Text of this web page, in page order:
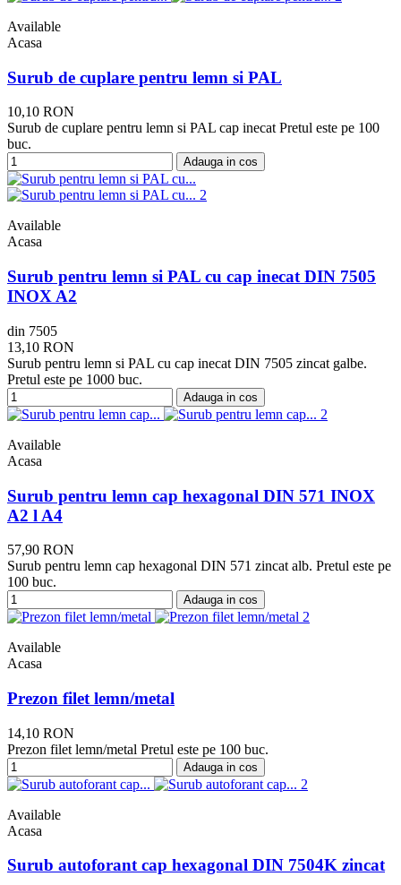
Available
Acasa
Surub de cuplare pentru lemn si PAL
10,10 RON
Surub de cuplare pentru lemn si PAL cap inecat Pretul este pe 100
buc.
Adauga in cos
Available
Acasa
Surub pentru lemn si PAL cu cap inecat DIN 7505
INOX A2
din 7505
13,10 RON
Surub pentru lemn si PAL cu cap inecat DIN 7505 zincat galbe.
Pretul este pe 1000 buc.
Adauga in cos
Available
Acasa
Surub pentru lemn cap hexagonal DIN 571 INOX
A2 l A4
57,90 RON
Surub pentru lemn cap hexagonal DIN 571 zincat alb. Pretul este pe
100 buc.
Adauga in cos
Available
Acasa
Prezon filet lemn/metal
14,10 RON
Prezon filet lemn/metal Pretul este pe 100 buc.
Adauga in cos
Available
Acasa
Surub autoforant cap hexagonal DIN 7504K zincat